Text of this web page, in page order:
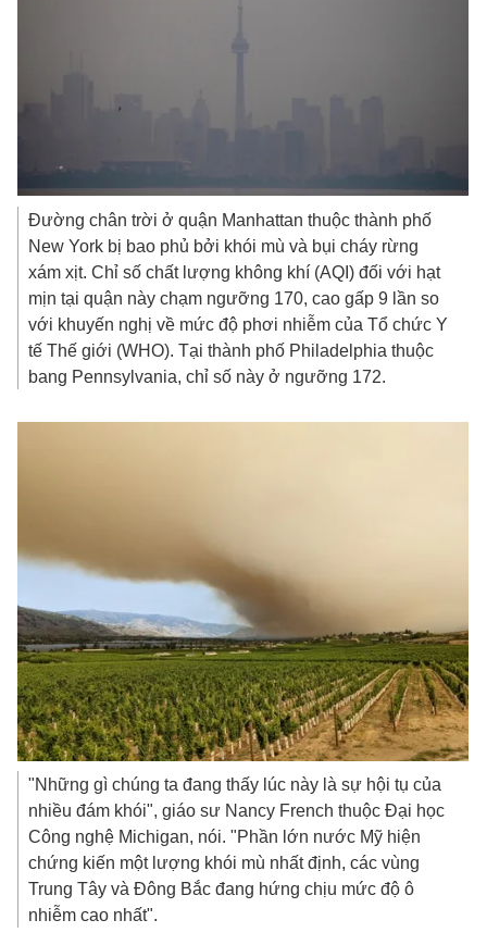
Đường chân trời ở quận Manhattan thuộc thành phố
New York bị bao phủ bởi khói mù và bụi cháy rừng
xám xịt. Chỉ số chất lượng không khí (AQI) đối với hạt
mịn tại quận này chạm ngưỡng 170, cao gấp 9 lần so
với khuyến nghị về mức độ phơi nhiễm của Tổ chức Y
tế Thế giới (WHO). Tại thành phố Philadelphia thuộc
bang Pennsylvania, chỉ số này ở ngưỡng 172.
"Những gì chúng ta đang thấy lúc này là sự hội tụ của
nhiều đám khói", giáo sư Nancy French thuộc Đại học
Công nghệ Michigan, nói. "Phần lớn nước Mỹ hiện
chứng kiến một lượng khói mù nhất định, các vùng
Trung Tây và Đông Bắc đang hứng chịu mức độ ô
nhiễm cao nhất".